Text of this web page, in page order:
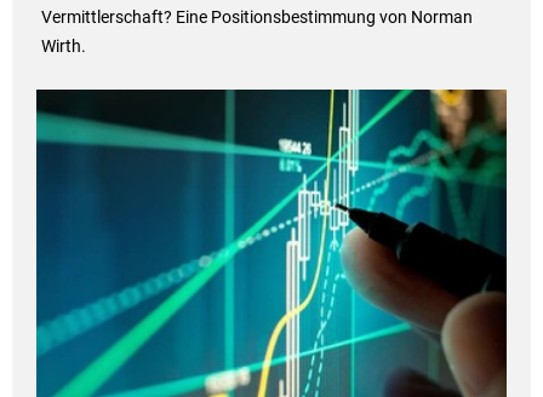
Vermittlerschaft? Eine Positionsbestimmung von Norman
Wirth.